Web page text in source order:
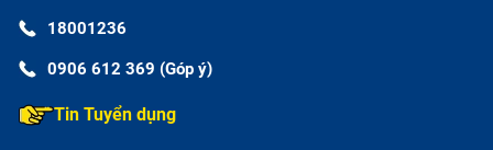
Bảo Hành One sẽ được bảo hành dài hạn từ 3-6 tháng.
Trường hợp có xảy ra lỗi từ nhà sản xuất cam kết 1
ĐỔI 1 sản phẩm linh kiện mới và không phải mất thêm
18001236
0906 612 369 (Góp ý)
Tin Tuyển dụng